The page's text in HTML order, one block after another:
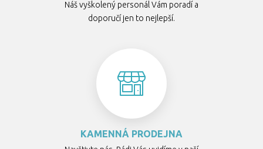
Náš vyškolený personál Vám poradí a
doporučí jen to nejlepší.
KAMENNÁ PRODEJNA